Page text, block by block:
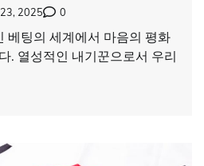
2025 0
베팅의 세계에서 마음의 평화
. 열성적인 내기꾼으로서 우리